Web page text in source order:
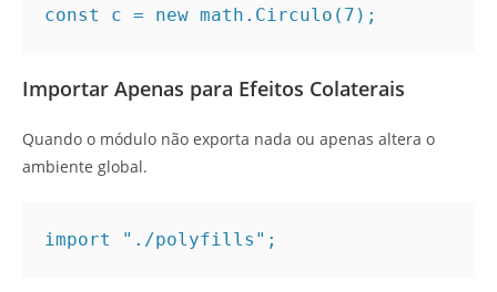
const c = new math.Circulo(7);
Importar Apenas para Efeitos Colaterais
Quando o módulo não exporta nada ou apenas altera o
ambiente global.
import "./polyfills";